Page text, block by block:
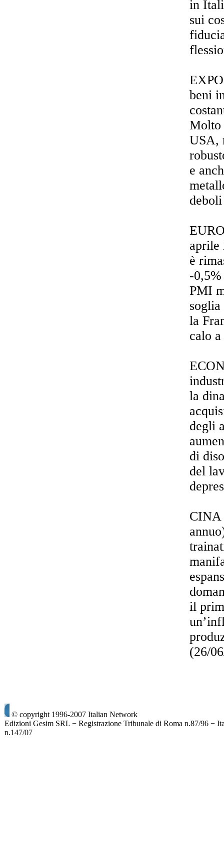
in
sui
beni
Molto
USA,
e
aprile
è
-
PMI
la
calo
la
degli
di
del
CINA
il
(26/
© copyright 1996-2007 Italian Network
Edizioni Gesim SRL − Registrazione Tribunale di Roma n.87/96 −
n.147/07